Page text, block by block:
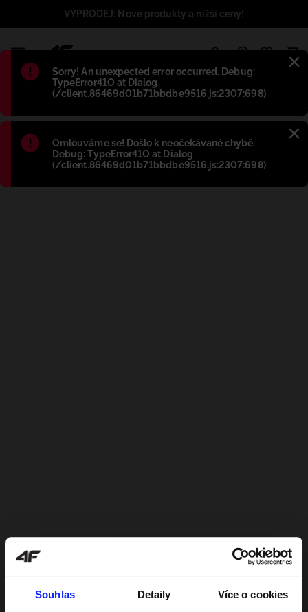
Souhlas Detaily Více o cookies
Błąd:
Sorry! An unexpected error occurred. Debug:
TypeError41O at Dialog
(/client.86469d01b71bbdbe9516.js:2307:698)
Błąd:
Omlouváme se! Došlo k neočekávané chybě.
Debug: TypeError41O at Dialog
(/client.86469d01b71bbdbe9516.js:2307:698)
VÝPRODEJ: Nové produkty a nižší ceny!